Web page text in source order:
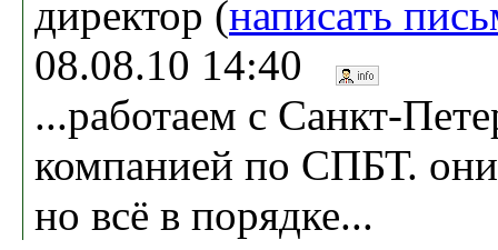
директор (написать
08.08.10 14:40
...работаем с Санкт-
компанией по СПБТ.
но всё в порядке...